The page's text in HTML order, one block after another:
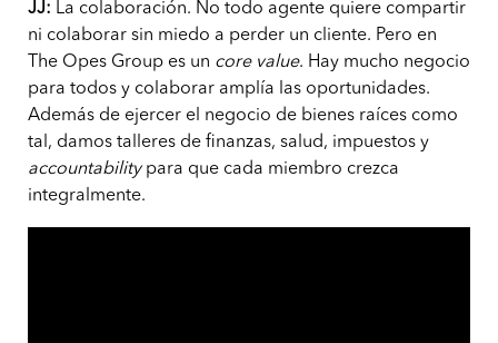
JJ: La colaboración. No todo agente quiere compartir
ni colaborar sin miedo a perder un cliente. Pero en
The Opes Group es un core value. Hay mucho negocio
para todos y colaborar amplía las oportunidades.
Además de ejercer el negocio de bienes raíces como
tal, damos talleres de finanzas, salud, impuestos y
accountabilitypara que cada miembro crezca
integralmente.